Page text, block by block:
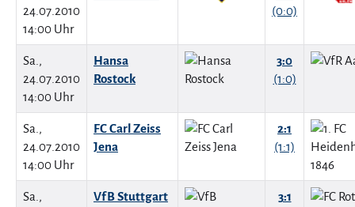
24.07.2010
14:00 Uhr
(0:0)
Sa.,
24.07.2010
14:00 Uhr
Hansa
Rostock
3:0
(1:0)
Sa.,
24.07.2010
14:00 Uhr
FC Carl Zeiss
Jena
2:1
(1:1)
Sa.,
VfB Stuttgart
3:1